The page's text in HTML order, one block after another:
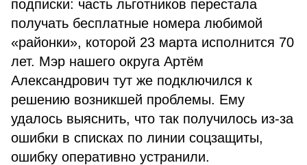
подписки: часть льготников перестала
получать бесплатные номера любимой
«районки», которой 23 марта исполнится 70
лет. Мэр нашего округа Артём
Александрович тут же подключился к
решению возникшей проблемы. Ему
удалось выяснить, что так получилось из-за
ошибки в списках по линии соцзащиты,
ошибку оперативно устранили.